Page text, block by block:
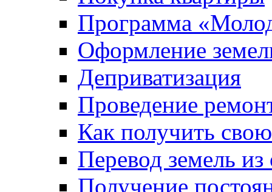
Программа
Оформление
Деприватизация
Проведение
Как получить
Перевод земель
Получение